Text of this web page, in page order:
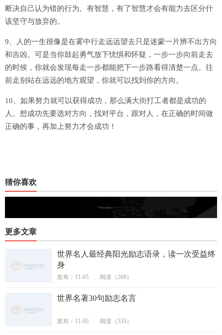
断决自己认为错的行为。有智慧，有了智慧才会有能力去区分什
该坚守与放弃的。
9、人的一生很像是在雾中行走远远望去只是迷蒙一片辨不出方向
和吉凶。可是当你鼓起勇气放下忧惧和怀疑，一步一步向前走去
的时候，你就会发现每走一步都能把下一步路看得清楚一点。往
前走别站在远远的地方观望，你就可以找到你的方向。
10、如果努力就可以获得成功，那么满大街打工者都是成功的
人。想成功先要选对方向，找对平台，跟对人，在正确的时间做
正确的事，再加上努力才会成功！
猜你喜欢
更多文章
世界名人最经典阳光励志语录，读一次受益终
身
发布：11-05 阅读（268）
世界名著30句励志名言
发布：11-05 阅读（335）